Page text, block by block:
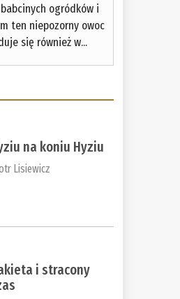
ogródków i
ten niepozorny owoc
się również w...
na koniu Hyziu
Lisiewicz
i stracony